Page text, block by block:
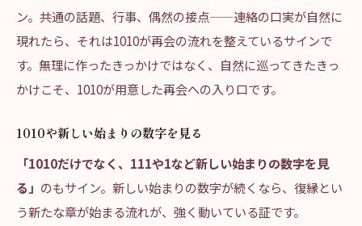
ン。共通の話題、行事、偶然の接点——連絡の口実が自然に
現れたら、それは1010が再会の流れを整えているサインで
す。無理に作ったきっかけではなく、自然に巡ってきたきっ
かけこそ、1010が用意した再会への入り口です。
1010や新しい始まりの数字を見る
「1010だけでなく、111や1など新しい始まりの数字を見
る」 のもサイン。新しい始まりの数字が続くなら、復縁とい
う新たな章が始まる流れが、強く動いている証です。